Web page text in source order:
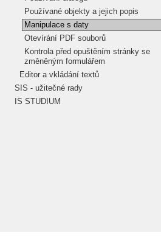
Používané objekty a jejich popis
Manipulace s daty
Otevírání PDF souborů
Kontrola před opuštěním stránky se
změněným formulářem
Editor a vkládání textů
SIS - užitečné rady
IS STUDIUM